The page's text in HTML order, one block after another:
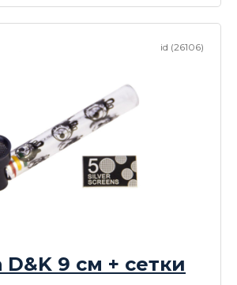
id (26106)
D&K 9 см + сетки